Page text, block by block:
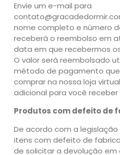
Envie um e-mail para
nome completo e número
receberá o reembolso em
data em que recebermos
O valor será reembolsado
método de pagamento
comprar na nossa loja
adicional para você
Produtos com defeito de
De acordo com a
itens com defeito de
de solicitar a devolução